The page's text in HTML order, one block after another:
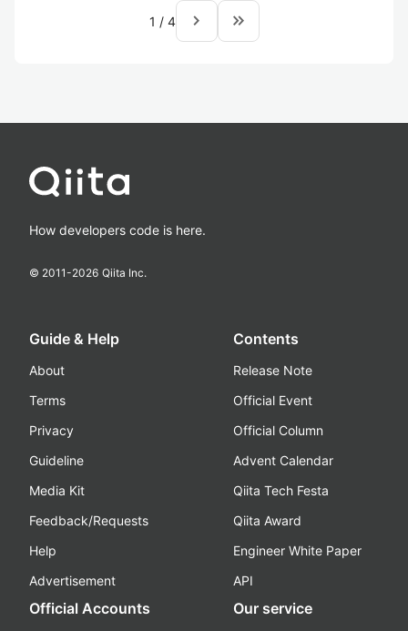
1 / 4 navigate_next keyboard_double_arrow_right
How developers code is here.
© 2011-2026 Qiita Inc.
Guide & Help
About
Terms
Privacy
Guideline
Media Kit
Feedback/Requests
Help
Advertisement
Contents
Release Note
Official Event
Official Column
Advent Calendar
Qiita Tech Festa
Qiita Award
Engineer White Paper
API
Official Accounts Our service